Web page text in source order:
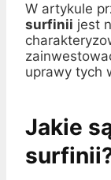
W artykule
surfinii jest
uprawy tych
Jakie